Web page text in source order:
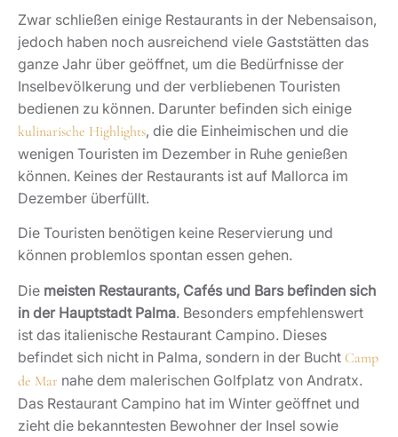
Zwar schließen einige Restaurants in der Nebensaison,
jedoch haben noch ausreichend viele Gaststätten das
ganze Jahr über geöffnet, um die Bedürfnisse der
Inselbevölkerung und der verbliebenen Touristen
bedienen zu können. Darunter befinden sich einige
kulinarische Highlights, die die Einheimischen und die
wenigen Touristen im Dezember in Ruhe genießen
können. Keines der Restaurants ist auf Mallorca im
Dezember überfüllt.
Die Touristen benötigen keine Reservierung und
können problemlos spontan essen gehen.
Die meisten Restaurants, Cafés und Bars befinden sich
in der Hauptstadt Palma. Besonders empfehlenswert
ist das italienische Restaurant Campino. Dieses
befindet sich nicht in Palma, sondern in der Bucht Camp
de Mar nahe dem malerischen Golfplatz von Andratx.
Das Restaurant Campino hat im Winter geöffnet und
zieht die bekanntesten Bewohner der Insel sowie